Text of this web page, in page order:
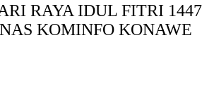
RAYA IDUL FITRI 1447
KOMINFO KONAWE